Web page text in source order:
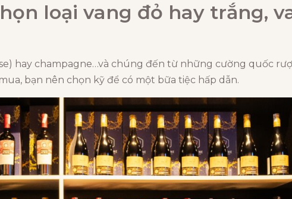
loại vang đỏ hay trắng,
hay champagne…và chúng đến từ những cường quốc
bạn nên chọn kỹ để có một bữa tiệc hấp dẫn.